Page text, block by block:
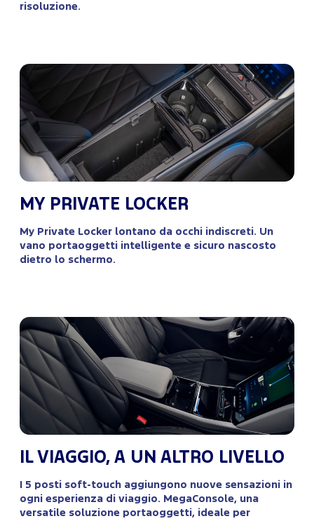
risoluzione.
MY PRIVATE LOCKER
My Private Locker lontano da occhi indiscreti. Un
vano portaoggetti intelligente e sicuro nascosto
dietro lo schermo.
IL VIAGGIO, A UN ALTRO LIVELLO
I 5 posti soft-touch aggiungono nuove sensazioni in
ogni esperienza di viaggio. MegaConsole, una
versatile soluzione portaoggetti, ideale per